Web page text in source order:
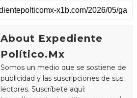
About Expediente
Político.Mx
Somos un medio que se sostiene de
publicidad y las suscripciones de sus
lectores. Suscríbete aquí: